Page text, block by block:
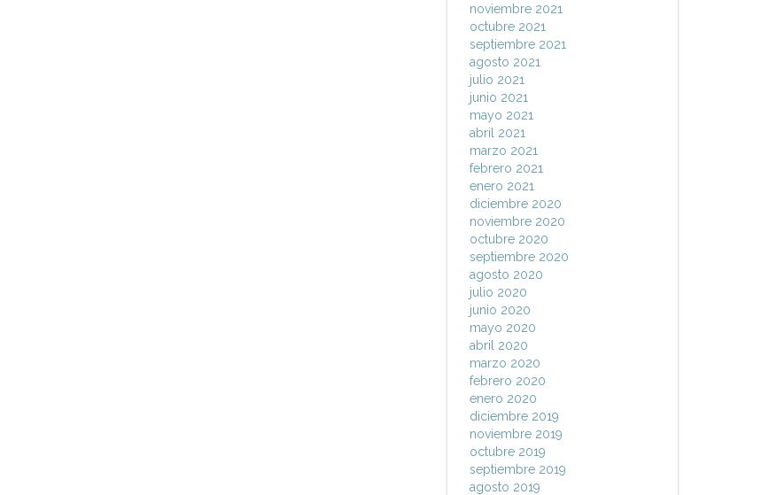
noviembre 2021
octubre 2021
septiembre 2021
agosto 2021
julio 2021
junio 2021
mayo 2021
abril 2021
marzo 2021
febrero 2021
enero 2021
diciembre 2020
noviembre 2020
octubre 2020
septiembre 2020
agosto 2020
julio 2020
junio 2020
mayo 2020
abril 2020
marzo 2020
febrero 2020
enero 2020
diciembre 2019
noviembre 2019
octubre 2019
septiembre 2019
agosto 2019